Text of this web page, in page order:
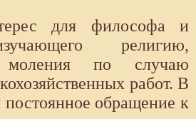
для философа и
религию,
моления по случаю
работ. В
обращение к